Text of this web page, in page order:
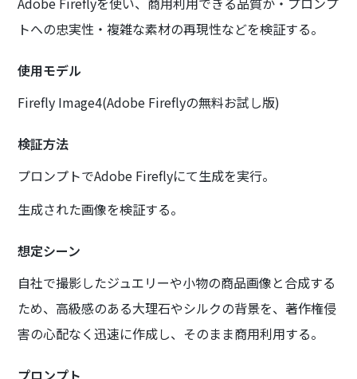
トへの忠実性・複雑な素材の再現性などを検証する。
使用モデル
Firefly Image4(Adobe Fireflyの無料お試し版)
検証方法
プロンプトでAdobe Fireflyにて生成を実行。
生成された画像を検証する。
想定シーン
自社で撮影したジュエリーや小物の商品画像と合成する
ため、高級感のある大理石やシルクの背景を、著作権侵
害の心配なく迅速に作成し、そのまま商用利用する。
プロンプト